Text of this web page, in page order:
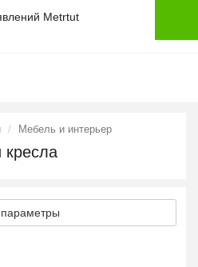
Мебель и интерьер
кресла